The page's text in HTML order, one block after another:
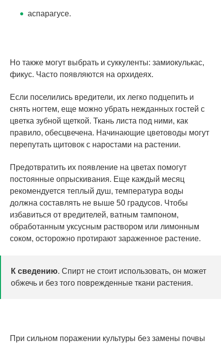
аспарагусе.
Но также могут выбрать и суккуленты: замиокулькас,
фикус. Часто появляются на орхидеях.
Если поселились вредители, их легко подцепить и
снять ногтем, еще можно убрать нежданных гостей с
цветка зубной щеткой. Ткань листа под ними, как
правило, обесцвечена. Начинающие цветоводы могут
перепутать щитовок с наростами на растении.
Предотвратить их появление на цветах помогут
постоянные опрыскивания. Еще каждый месяц
рекомендуется теплый душ, температура воды
должна составлять не выше 50 градусов. Чтобы
избавиться от вредителей, ватным тампоном,
обработанным уксусным раствором или лимонным
соком, осторожно протирают зараженное растение.
К сведению. Спирт не стоит использовать, он может
обжечь и без того поврежденные ткани растения.
При сильном поражении культуры без замены почвы